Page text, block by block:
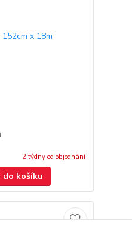
2 týdny od objednání
do košíku